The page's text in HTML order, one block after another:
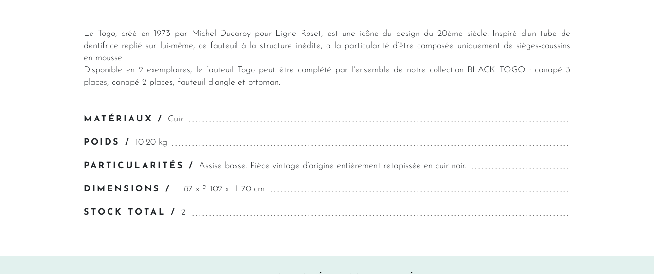
Le Togo, créé en 1973 par Michel Ducaroy pour Ligne Roset, est une icône du design du 20ème siècle. Inspiré d’un tube de
dentifrice replié sur lui-même, ce fauteuil à la structure inédite, a la particularité d’être composée uniquement de sièges-coussins
en mousse.
Disponible en 2 exemplaires, le fauteuil Togo peut être complété par l’ensemble de notre collection BLACK TOGO : canapé 3
places, canapé 2 places, fauteuil d'angle et ottoman.
MATÉRIAUX / Cuir
POIDS / 10-20 kg
PARTICULARITÉS / Assise basse. Pièce vintage d’origine entièrement retapissée en cuir noir.
DIMENSIONS / L 87 x P 102 x H 70 cm
STOCK TOTAL /2